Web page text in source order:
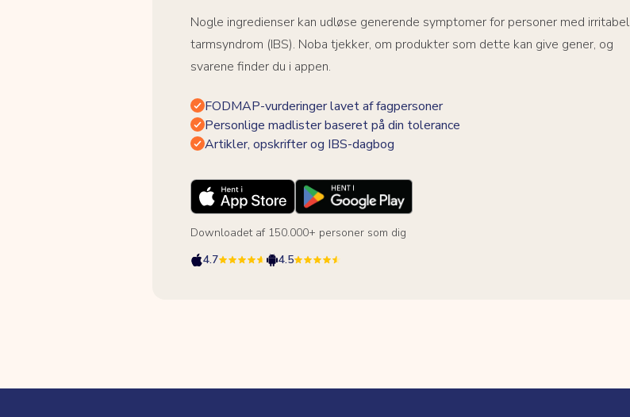
Nogle ingredienser kan udløse generende symptomer for personer med irritabel
tarmsyndrom (IBS). Noba tjekker, om produkter som dette kan give gener, og
svarene finder du i appen.
FODMAP-vurderinger lavet af fagpersoner
Personlige madlister baseret på din tolerance
Artikler, opskrifter og IBS-dagbog
Downloadet af 150.000+ personer som dig
4.7
4.5